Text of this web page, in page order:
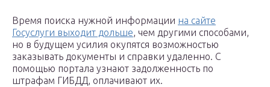
Время поиска нужной информации на сайте
Госуслуги выходит дольше, чем другими способами,
но в будущем усилия окупятся возможностью
заказывать документы и справки удаленно. С
помощью портала узнают задолженность по
штрафам ГИБДД, оплачивают их.